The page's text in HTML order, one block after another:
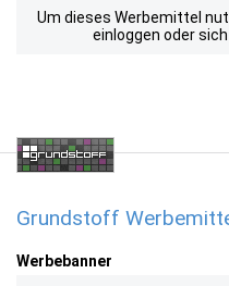
Um dieses Werbemittel
einloggen oder sich
Grundstoff
Werbebanner